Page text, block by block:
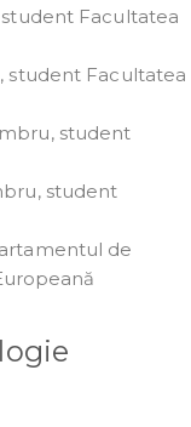
Facultatea
student Facultatea
student
student
de